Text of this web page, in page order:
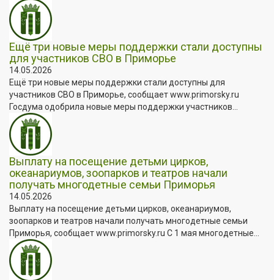
Ещё три новые меры поддержки стали доступны
для участников СВО в Приморье
14.05.2026
Ещё три новые меры поддержки стали доступны для
участников СВО в Приморье, сообщает www.primorsky.ru
Госдума одобрила новые меры поддержки участников...
Выплату на посещение детьми цирков,
океанариумов, зоопарков и театров начали
получать многодетные семьи Приморья
14.05.2026
Выплату на посещение детьми цирков, океанариумов,
зоопарков и театров начали получать многодетные семьи
Приморья, сообщает www.primorsky.ru С 1 мая многодетные...